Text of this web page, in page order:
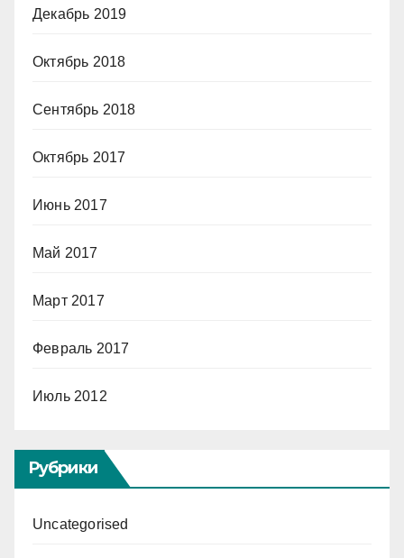
Декабрь 2019
Октябрь 2018
Сентябрь 2018
Октябрь 2017
Июнь 2017
Май 2017
Март 2017
Февраль 2017
Июль 2012
Рубрики
Uncategorised